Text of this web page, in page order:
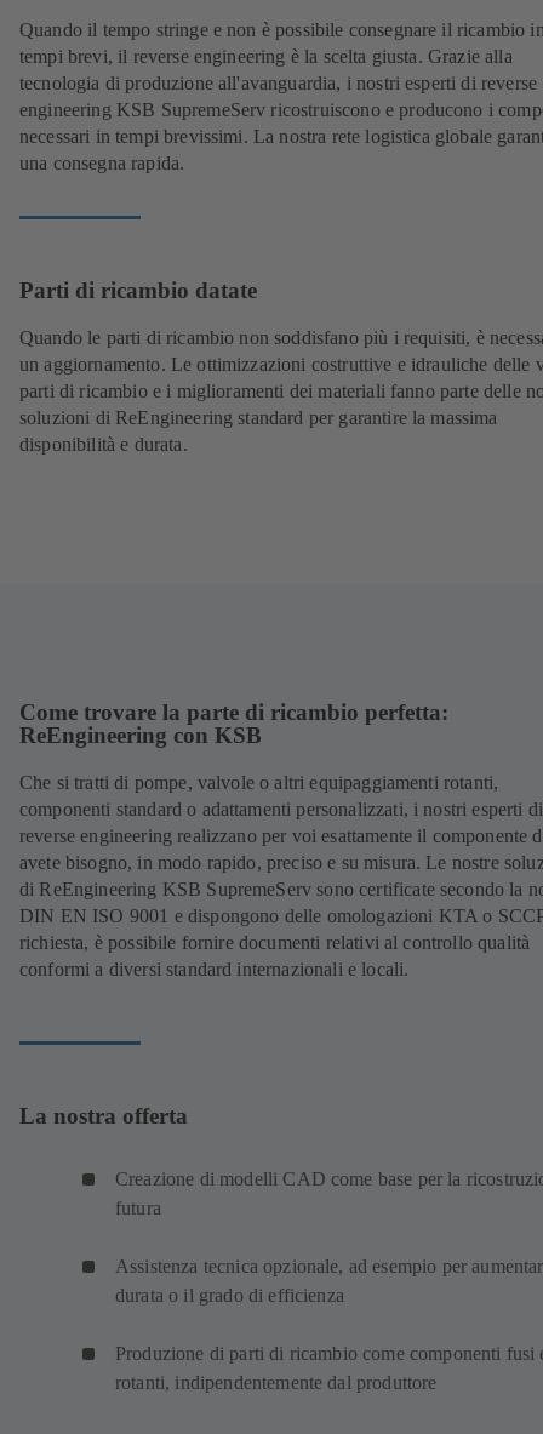
Quando il tempo stringe e non è possibile consegnare il ricambio
tempi brevi, il reverse engineering è la scelta giusta. Grazie alla
tecnologia di produzione all'avanguardia, i nostri esperti di reverse
engineering KSB SupremeServ ricostruiscono e producono i
necessari in tempi brevissimi. La nostra rete logistica globale
una consegna rapida.
Parti di ricambio datate
Quando le parti di ricambio non soddisfano più i requisiti, è
un aggiornamento. Le ottimizzazioni costruttive e idrauliche delle
parti di ricambio e i miglioramenti dei materiali fanno parte delle
soluzioni di ReEngineering standard per garantire la massima
disponibilità e durata.
Come trovare la parte di ricambio perfetta:
ReEngineering con KSB
Che si tratti di pompe, valvole o altri equipaggiamenti rotanti,
componenti standard o adattamenti personalizzati, i nostri esperti di
reverse engineering realizzano per voi esattamente il componente
avete bisogno, in modo rapido, preciso e su misura. Le nostre
di ReEngineering KSB SupremeServ sono certificate secondo la
DIN EN ISO 9001 e dispongono delle omologazioni KTA o
richiesta, è possibile fornire documenti relativi al controllo qualità
conformi a diversi standard internazionali e locali.
La nostra offerta
Creazione di modelli CAD come base per la
futura
Assistenza tecnica opzionale, ad esempio per
durata o il grado di efficienza
Produzione di parti di ricambio come componenti fusi
rotanti, indipendentemente dal produttore